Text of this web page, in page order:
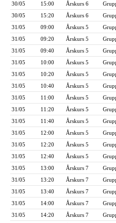
30/05
15:00 Årskurs 6
30/05
15:20 Årskurs 6
31/05
09:00 Årskurs 5
31/05
09:20 Årskurs 5
31/05
09:40 Årskurs 5
31/05
10:00 Årskurs 5
31/05
10:20 Årskurs 5
31/05
10:40 Årskurs 5
31/05
11:00 Årskurs 5
31/05
11:20 Årskurs 5
31/05
11:40 Årskurs 5
31/05
12:00 Årskurs 5
31/05
12:20 Årskurs 5
31/05
12:40 Årskurs 5
31/05
13:00 Årskurs 7
31/05
13:20 Årskurs 7
31/05
13:40 Årskurs 7
31/05
14:00 Årskurs 7
31/05
14:20 Årskurs 7